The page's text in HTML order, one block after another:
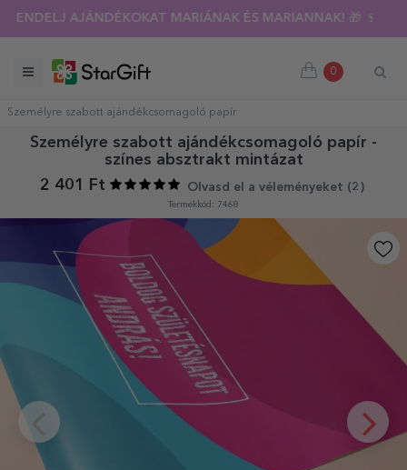
RENDELJ AJÁNDÉKOKAT MARIÁNAK ÉS MARIANNAK! 🎁 🍷
0
Személyre szabott ajándékcsomagoló papír
Személyre szabott ajándékcsomagoló papír -
színes absztrakt mintázat
2 401 Ft
Olvasd el a véleményeket (2 )
Termékkód: 7468